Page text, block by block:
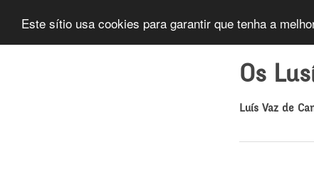
Este sítio usa cookies para garantir que tenha a
Os
Luís Vaz de